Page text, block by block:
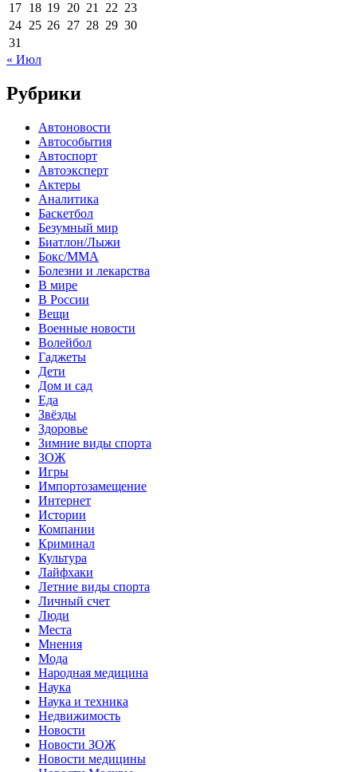
17 18 19 20 21 22 23
24 25 26 27 28 29 30
31
« Июл
Рубрики
Автоновости
Автособытия
Автоспорт
Автоэксперт
Актеры
Аналитика
Баскетбол
Безумный мир
Биатлон/Лыжи
Бокс/MMA
Болезни и лекарства
В мире
В России
Вещи
Военные новости
Волейбол
Гаджеты
Дети
Дом и сад
Еда
Звёзды
Здоровье
Зимние виды спорта
ЗОЖ
Игры
Импортозамещение
Интернет
Истории
Компании
Криминал
Культура
Лайфхаки
Летние виды спорта
Личный счет
Люди
Места
Мнения
Мода
Народная медицина
Наука
Наука и техника
Недвижимость
Новости
Новости ЗОЖ
Новости медицины